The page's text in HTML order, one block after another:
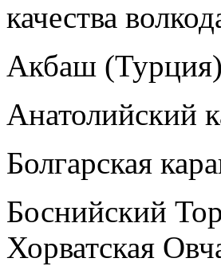
качества
Акбаш
Анатолийский
Болгарская
Боснийский
Хорватская